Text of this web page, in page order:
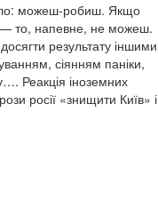
можеш-робиш. Якщо
то, напевне, не можеш.
результату іншими
сіянням паніки,
Реакція іноземних
росії «знищити Київ» і